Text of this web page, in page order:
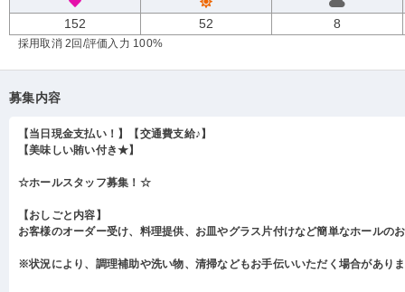
152 52 8
採用取消 2回 /評価入力 100%
募集内容
【当日現金支払い！】【交通費支給♪】
【美味しい賄い付き★】
☆ホールスタッフ募集！☆
【おしごと内容】
お客様のオーダー受け、料理提供、お皿やグラス片付けなど簡単なホールの
※状況により、調理補助や洗い物、清掃などもお手伝いいただく場合があり